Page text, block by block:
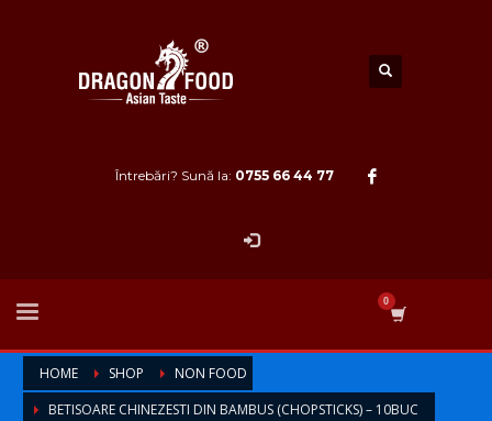
Întrebări? Sună la: 0755 66 44 77
HOME SHOP
NON FOOD
BETISOARE CHINEZESTI DIN BAMBUS (CHOPSTICKS) – 10BUC